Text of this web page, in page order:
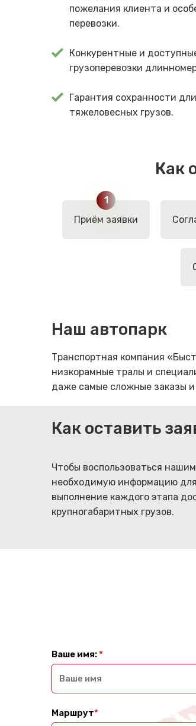
пожелания клиента и
перевозки.
Конкурентные и
грузоперевозки
Гарантия сохранности
тяжеловесных грузов.
Как
Приём заявки
Наш автопарк
Транспортная компания
низкорамные тралы и
даже самые сложные заказы
Как оставить
Чтобы воспользоваться
необходимую информацию
выполнение каждого этапа
крупногабаритных грузов.
Ваше имя:*
Маршрут*